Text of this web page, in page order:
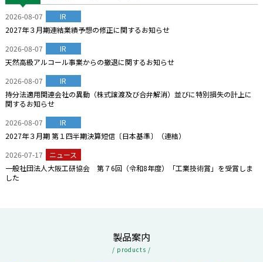
2026-08-07
IR
2027年３月期連結業績予想の修正に関するお知らせ
2026-08-07
IR
天然高級アルコール事業からの撤退に関するお知らせ
2026-08-07
IR
持分法適用関連会社の異動（株式譲渡及び合弁解消）並びに特別損失の計上に
関するお知らせ
2026-08-07
IR
2027年３月期 第１四半期決算短信〔日本基準〕（連結）
2026-07-17
ニュース
一般社団法人大阪工研協会 第７6回（令和8年度）「工業技術賞」を受賞しま
した
製品案内
/ products /